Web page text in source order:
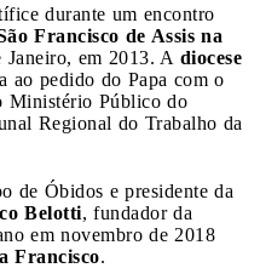
durante um encontro
Francisco de Assis na
Janeiro, em 2013. A diocese
ao pedido do Papa com o
Ministério Público do
Regional do Trabalho da
de Óbidos e presidente da
Belotti, fundador da
em novembro de 2018
Francisco.